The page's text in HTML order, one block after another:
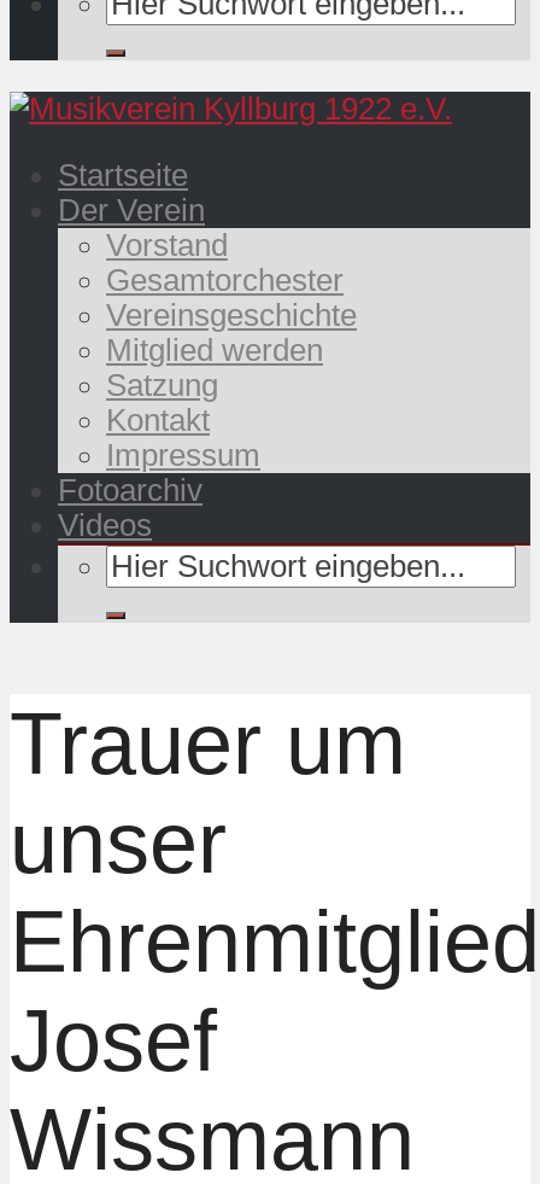
Startseite
Der Verein
Vorstand
Gesamtorchester
Vereinsgeschichte
Mitglied werden
Satzung
Kontakt
Impressum
Fotoarchiv
Videos
Trauer um
unser
Ehrenmitglied
Josef
Wissmann